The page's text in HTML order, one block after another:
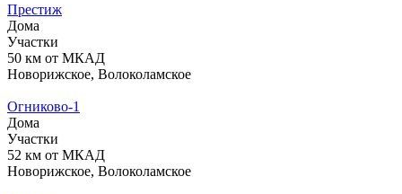
Престиж
Дома
Участки
50 км от МКАД
Новорижское, Волоколамское
Огниково-1
Дома
Участки
52 км от МКАД
Новорижское, Волоколамское